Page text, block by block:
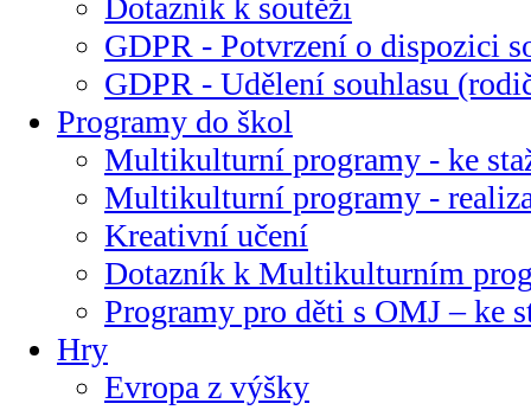
Dotazník k soutěži
GDPR - Potvrzení o dispozici
GDPR - Udělení souhlasu
Programy do škol
Multikulturní programy - ke
Multikulturní programy -
Kreativní učení
Dotazník k Multikulturním
Programy pro děti s OMJ – ke
Hry
Evropa z výšky